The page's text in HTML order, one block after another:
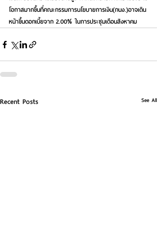
โอกาสมากขึ้นที่คณะกรรมการนโยบายการเงิน(กนง.)อาจเดิน
หน้าขึ้นดอกเบี้ยจาก 2.00% ในการประชุมเดือนสิงหาคม
Recent Posts See All